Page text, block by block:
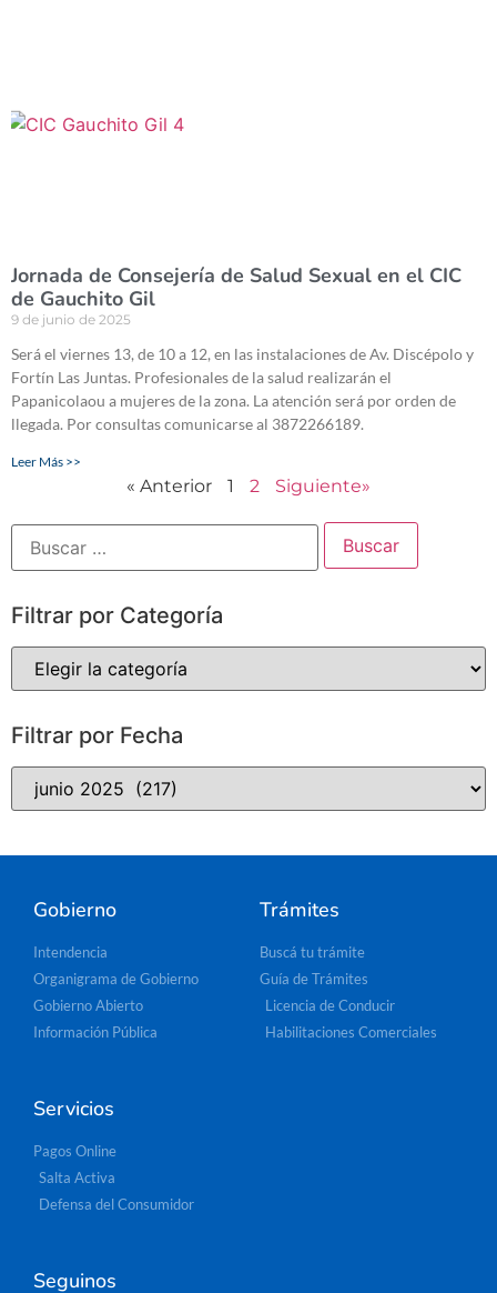
Jornada de Consejería de Salud Sexual en el CIC
de Gauchito Gil
9 de junio de 2025
Será el viernes 13, de 10 a 12, en las instalaciones de Av. Discépolo y
Fortín Las Juntas. Profesionales de la salud realizarán el
Papanicolaou a mujeres de la zona. La atención será por orden de
llegada. Por consultas comunicarse al 3872266189.
Leer Más >>
« Anterior 1 2 Siguiente»
Filtrar por Categoría
Filtrar por Fecha
Gobierno
Intendencia
Organigrama de Gobierno
Gobierno Abierto
Información Pública
Trámites
Buscá tu trámite
Guía de Trámites
Licencia de Conducir
Habilitaciones Comerciales
Servicios
Pagos Online
Salta Activa
Defensa del Consumidor
Seguinos